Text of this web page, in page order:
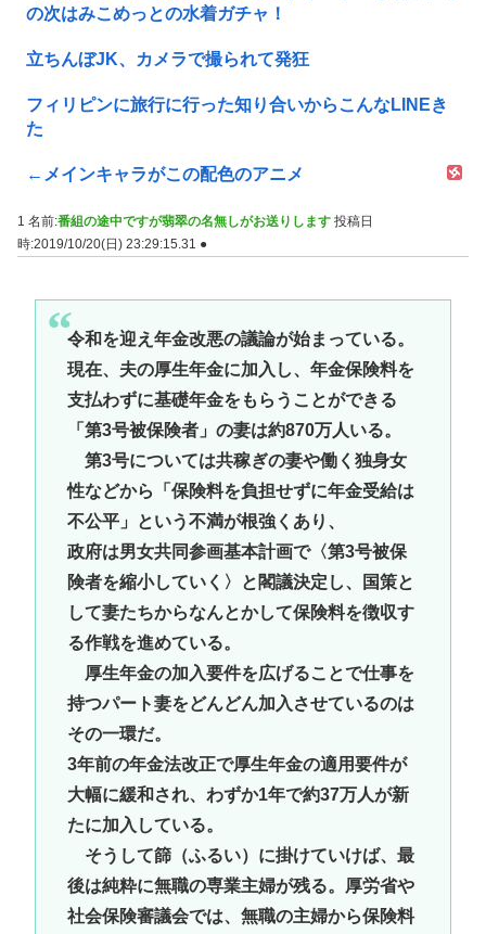
の次はみこめっとの水着ガチャ！
立ちんぼJK、カメラで撮られて発狂
フィリピンに旅行に行った知り合いからこんなLINEき
た
←メインキャラがこの配色のアニメ
1 名前:番組の途中ですが翡翠の名無しがお送りします 投稿日
時:2019/10/20(日) 23:29:15.31 ●
令和を迎え年金改悪の議論が始まっている。
現在、夫の厚生年金に加入し、年金保険料を
支払わずに基礎年金をもらうことができる
「第3号被保険者」の妻は約870万人いる。
第3号については共稼ぎの妻や働く独身女
性などから「保険料を負担せずに年金受給は
不公平」という不満が根強くあり、
政府は男女共同参画基本計画で〈第3号被保
険者を縮小していく〉と閣議決定し、国策と
して妻たちからなんとかして保険料を徴収す
る作戦を進めている。
厚生年金の加入要件を広げることで仕事を
持つパート妻をどんどん加入させているのは
その一環だ。
3年前の年金法改正で厚生年金の適用要件が
大幅に緩和され、わずか1年で約37万人が新
たに加入している。
そうして篩（ふるい）に掛けていけば、最
後は純粋に無職の専業主婦が残る。厚労省や
社会保険審議会では、無職の主婦から保険料